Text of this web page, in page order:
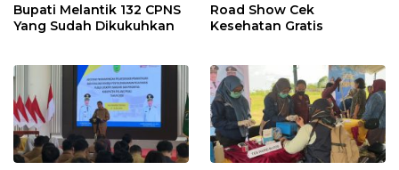
Bupati Melantik 132 CPNS
Yang Sudah Dikukuhkan
Road Show Cek
Kesehatan Gratis